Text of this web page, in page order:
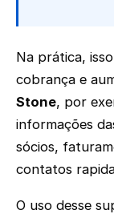
Na prática,
cobrança e
Stone, por
informações
sócios,
contatos
O uso desse